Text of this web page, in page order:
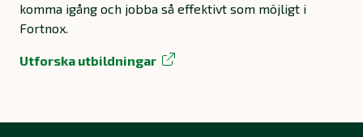
komma igång och jobba så effektivt som möjligt i
Fortnox.
Utforska utbildningar